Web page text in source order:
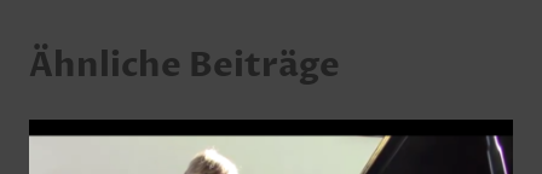
Ähnliche Beiträge